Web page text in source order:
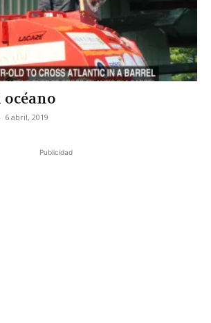
océano
- 6 abril, 2019
Publicidad